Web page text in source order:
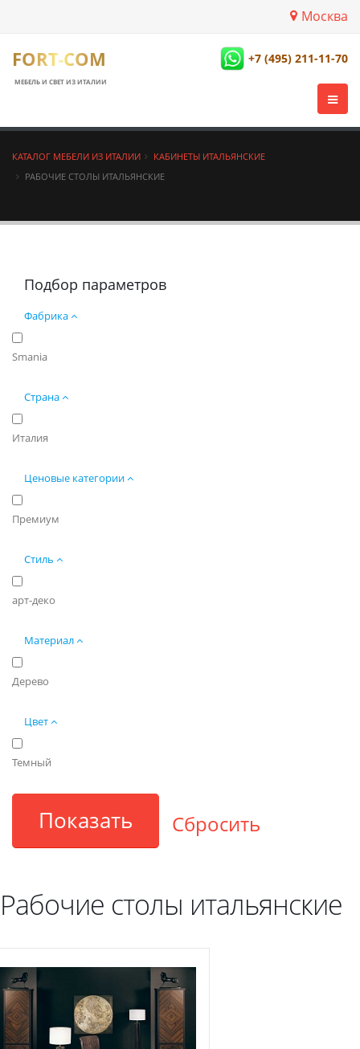
Москва
FORT-COM
МЕБЕЛЬ И СВЕТ ИЗ ИТАЛИИ
+7 (495) 211-11-70
КАТАЛОГ МЕБЕЛИ ИЗ ИТАЛИИ
КАБИНЕТЫ ИТАЛЬЯНСКИЕ
РАБОЧИЕ СТОЛЫ ИТАЛЬЯНСКИЕ
Подбор параметров
Фабрика
Smania
Страна
Италия
Ценовые категории
Премиум
Стиль
арт-деко
Материал
Дерево
Цвет
Темный
Рабочие столы итальянские